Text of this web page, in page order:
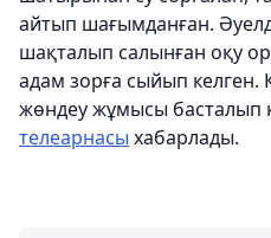
айтып шағымданған.
шақталып салынған оқу
адам зорға сыйып келген.
жөндеу жұмысы басталып
телеарнасы хабарлады.